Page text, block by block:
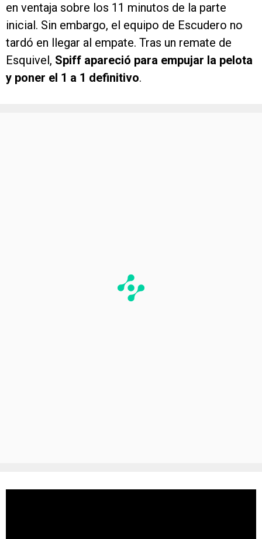
en ventaja sobre los 11 minutos de la parte
inicial. Sin embargo, el equipo de Escudero no
tardó en llegar al empate. Tras un remate de
Esquivel, Spiff apareció para empujar la pelota
y poner el 1 a 1 definitivo.